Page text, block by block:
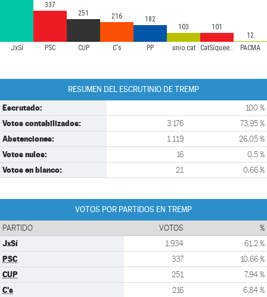
JxSí PSC CUP C's PP unio.cat CatSíqueesPot PACMA
337
251
216
182
103
101
12
RESUMEN DEL ESCRUTINIO DE TREMP
Escrutado: 100 %
Votos contabilizados: 3.176 73,95 %
Abstenciones: 1.119 26,05 %
Votos nulos: 16 0,5 %
Votos en blanco: 21 0,66 %
VOTOS POR PARTIDOS EN TREMP
PARTIDO VOTOS %
JxSí 1.934 61,2 %
PSC 337 10,66 %
CUP 251 7,94 %
C's 216 6,84 %